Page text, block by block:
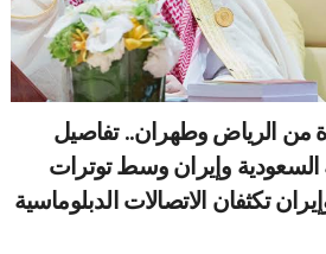
من الرياض وطهران.. تفاصيل
وإيران وسط توترات
تكثفان الاتصالات الدبلوماسية